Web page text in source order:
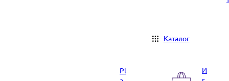
Каталог
Pl
И